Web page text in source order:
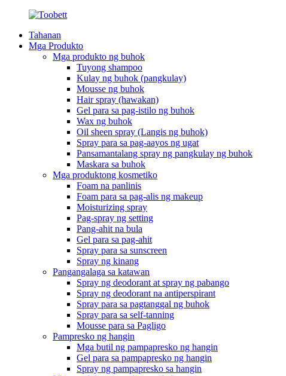
Tahanan
Mga Produkto
Mga produkto ng buhok
Tuyong shampoo
Kulay ng buhok (pangkulay)
Mousse ng buhok
Hair spray (hawakan)
Gel para sa pag-istilo ng buhok
Wax ng buhok
Oil sheen spray (Langis ng buhok)
Spray para sa pag-aayos ng ugat
Pansamantalang spray ng pangkulay ng buhok
Maskara sa buhok
Mga produktong kosmetiko
Foam na panlinis
Foam para sa pag-alis ng makeup
Moisturizing spray
Pag-spray ng setting
Pang-ahit na bula
Gel para sa pag-ahit
Spray para sa sunscreen
Spray ng kinang
Pangangalaga sa katawan
Spray ng deodorant at spray ng pabango
Spray ng deodorant na antiperspirant
Spray para sa pagtanggal ng buhok
Spray para sa self-tanning
Mousse para sa Pagligo
Pampresko ng hangin
Mga butil ng pampapresko ng hangin
Gel para sa pampapresko ng hangin
Spray ng pampapresko sa hangin